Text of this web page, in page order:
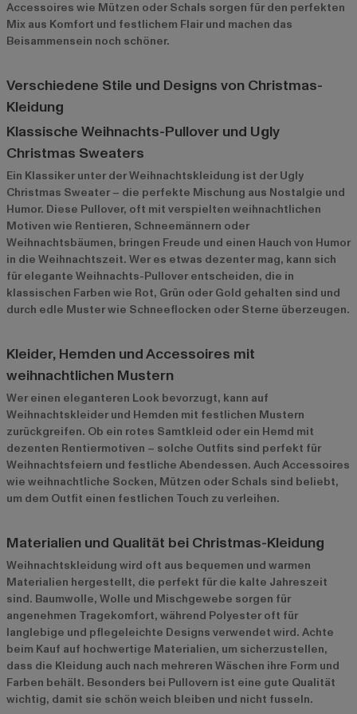
Accessoires wie Mützen oder Schals sorgen für den perfekten
Mix aus Komfort und festlichem Flair und machen das
Beisammensein noch schöner.
Verschiedene Stile und Designs von Christmas-
Kleidung
Klassische Weihnachts-Pullover und Ugly
Christmas Sweaters
Ein Klassiker unter der Weihnachtskleidung ist der Ugly
Christmas Sweater – die perfekte Mischung aus Nostalgie und
Humor. Diese Pullover, oft mit verspielten weihnachtlichen
Motiven wie Rentieren, Schneemännern oder
Weihnachtsbäumen, bringen Freude und einen Hauch von Humor
in die Weihnachtszeit. Wer es etwas dezenter mag, kann sich
für elegante Weihnachts-Pullover entscheiden, die in
klassischen Farben wie Rot, Grün oder Gold gehalten sind und
durch edle Muster wie Schneeflocken oder Sterne überzeugen.
Kleider, Hemden und Accessoires mit
weihnachtlichen Mustern
Wer einen eleganteren Look bevorzugt, kann auf
Weihnachtskleider und Hemden mit festlichen Mustern
zurückgreifen. Ob ein rotes Samtkleid oder ein Hemd mit
dezenten Rentiermotiven – solche Outfits sind perfekt für
Weihnachtsfeiern und festliche Abendessen. Auch Accessoires
wie weihnachtliche Socken, Mützen oder Schals sind beliebt,
um dem Outfit einen festlichen Touch zu verleihen.
Materialien und Qualität bei Christmas-Kleidung
Weihnachtskleidung wird oft aus bequemen und warmen
Materialien hergestellt, die perfekt für die kalte Jahreszeit
sind. Baumwolle, Wolle und Mischgewebe sorgen für
angenehmen Tragekomfort, während Polyester oft für
langlebige und pflegeleichte Designs verwendet wird. Achte
beim Kauf auf hochwertige Materialien, um sicherzustellen,
dass die Kleidung auch nach mehreren Wäschen ihre Form und
Farben behält. Besonders bei Pullovern ist eine gute Qualität
wichtig, damit sie schön weich bleiben und nicht fusseln.